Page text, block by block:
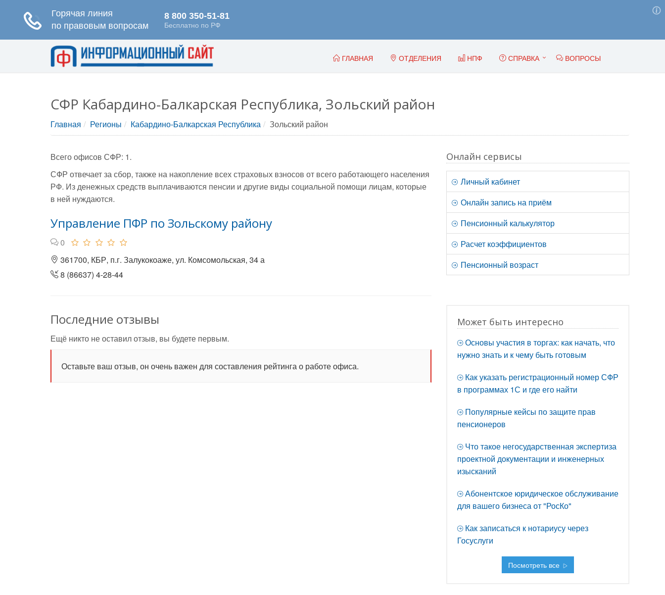
ГЛАВНАЯ ОТДЕЛЕНИЯ НПФ СПРАВКА ВОПРОСЫ
СФР Кабардино-Балкарская Республика, Зольский район
Главная Регионы Кабардино-Балкарская Республика Зольский район
Всего офисов СФР: 1.
СФР отвечает за сбор, также на накопление всех страховых взносов от всего работающего населения
РФ. Из денежных средств выплачиваются пенсии и другие виды социальной помощи лицам, которые
в ней нуждаются.
Управление ПФР по Зольскому району
0
361700, КБР, п.г. Залукокоаже, ул. Комсомольская, 34 а
8 (86637) 4-28-44
Последние отзывы
Ещё никто не оставил отзыв, вы будете первым.
Оставьте ваш отзыв, он очень важен для составления рейтинга о работе офиса.
Онлайн сервисы
Личный кабинет
Онлайн запись на приём
Пенсионный калькулятор
Расчет коэффициентов
Пенсионный возраст
Может быть интересно
Основы участия в торгах: как начать, что
нужно знать и к чему быть готовым
Как указать регистрационный номер СФР
в программах 1С и где его найти
Популярные кейсы по защите прав
пенсионеров
Что такое негосударственная экспертиза
проектной документации и инженерных
изысканий
Абонентское юридическое обслуживание
для вашего бизнеса от "РосКо"
Как записаться к нотариусу через
Госуслуги
Посмотреть все